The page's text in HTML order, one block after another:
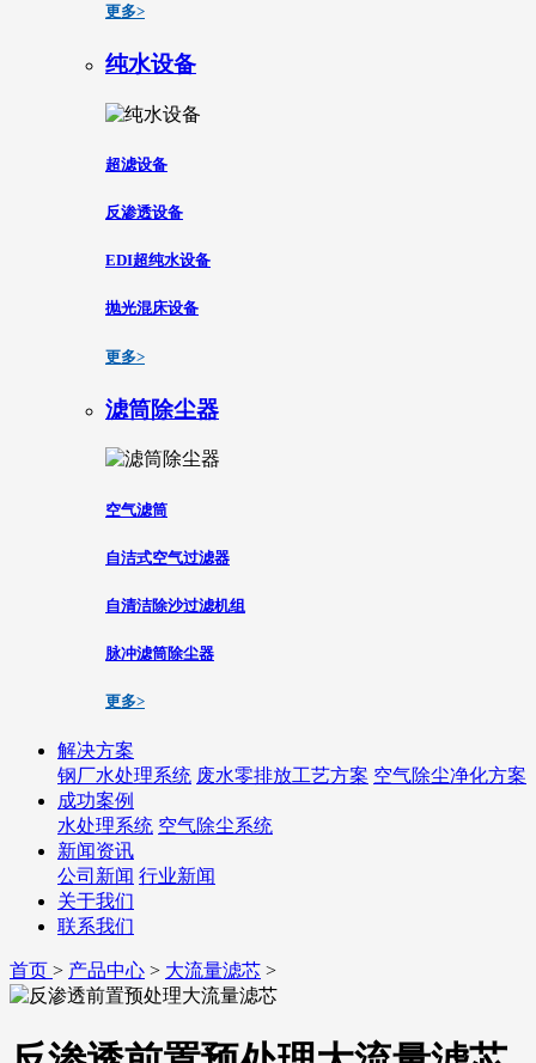
更多>
纯水设备
超滤设备
反渗透设备
EDI超纯水设备
抛光混床设备
更多>
滤筒除尘器
空气滤筒
自洁式空气过滤器
自清洁除沙过滤机组
脉冲滤筒除尘器
更多>
解决方案
钢厂水处理系统 废水零排放工艺方案 空气除尘净化方案
成功案例
水处理系统 空气除尘系统
新闻资讯
公司新闻 行业新闻
关于我们
联系我们
首页 > 产品中心 > 大流量滤芯 >